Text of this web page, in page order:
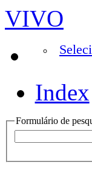
VIVO
Index
Formulário de